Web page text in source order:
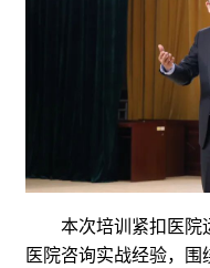
本次培训紧扣医院
医院咨询实战经验，